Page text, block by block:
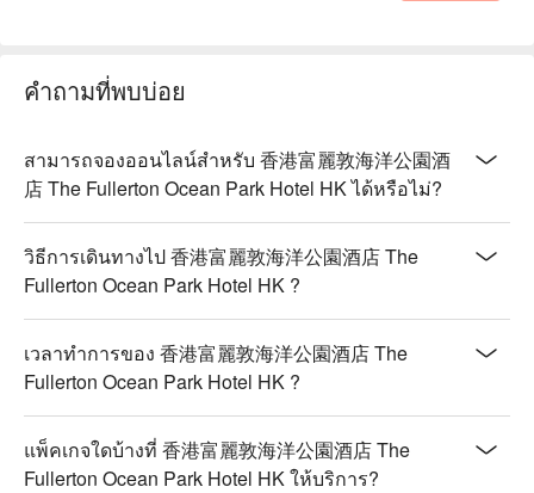
คำถามที่พบบ่อย
สามารถจองออนไลน์สำหรับ 香港富麗敦海洋公園酒
店 The Fullerton Ocean Park Hotel HK ได้หรือไม่?
วิธีการเดินทางไป 香港富麗敦海洋公園酒店 The
Fullerton Ocean Park Hotel HK ?
เวลาทำการของ 香港富麗敦海洋公園酒店 The
Fullerton Ocean Park Hotel HK ?
แพ็คเกจใดบ้างที่ 香港富麗敦海洋公園酒店 The
Fullerton Ocean Park Hotel HK ให้บริการ?